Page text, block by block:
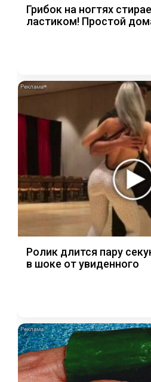
Грибок на ногтях
ластиком! Простой
Ролик длится пару
в шоке от увиденного